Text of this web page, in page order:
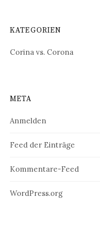
KATEGORIEN
Corina vs. Corona
META
Anmelden
Feed der Einträge
Kommentare-Feed
WordPress.org